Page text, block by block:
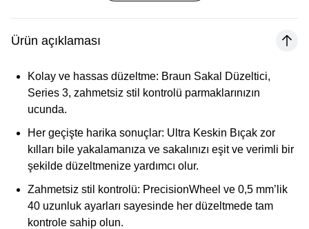
Ürün açıklaması
Kolay ve hassas düzeltme: Braun Sakal Düzeltici,
Series 3, zahmetsiz stil kontrolü parmaklarınızın
ucunda.
Her geçişte harika sonuçlar: Ultra Keskin Bıçak zor
kılları bile yakalamanıza ve sakalınızı eşit ve verimli bir
şekilde düzeltmenize yardımcı olur.
Zahmetsiz stil kontrolü: PrecisionWheel ve 0,5 mm’lik
40 uzunluk ayarları sayesinde her düzeltmede tam
kontrole sahip olun.